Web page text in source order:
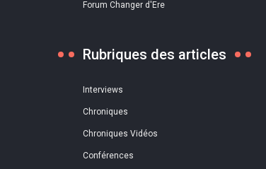
Forum Changer d'Ere
Rubriques des articles
Interviews
Chroniques
Chroniques Vidéos
Conférences